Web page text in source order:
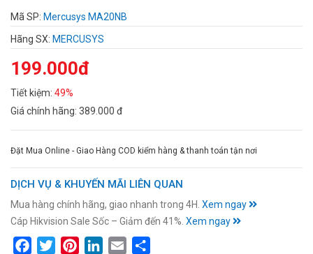
Mã SP: Mercusys MA20NB
Hãng SX: MERCUSYS
199.000đ
Tiết kiệm: 49%
Giá chính hãng: 389.000 đ
Đặt Mua Online - Giao Hàng COD kiểm hàng & thanh toán tận nơi
DỊCH VỤ & KHUYẾN MÃI LIÊN QUAN
Mua hàng chính hãng, giao nhanh trong 4H. Xem ngay
Cáp Hikvision Sale Sốc – Giảm đến 41%. Xem ngay
FacebookTwitterPinterestLinkedIn
Email